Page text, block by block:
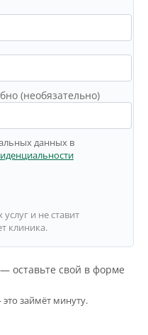
(необязательно)
данных в
и не ставит
клиника.
оставьте свой в форме
займёт минуту.